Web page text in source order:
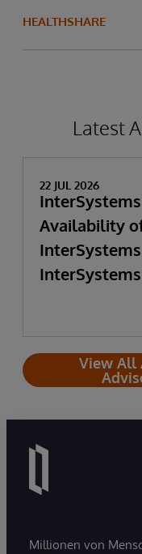
HEALTHSHARE
Latest
22 JUL 2026
Availability
View All
Millionen von